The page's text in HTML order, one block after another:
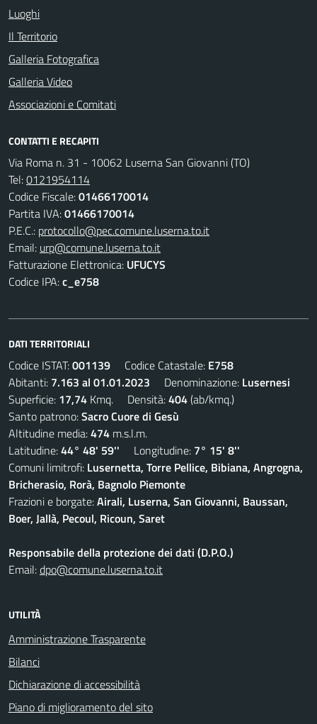
Luoghi
Il Territorio
Galleria Fotografica
Galleria Video
Associazioni e Comitati
CONTATTI E RECAPITI
Via Roma n. 31 - 10062 Luserna San Giovanni (TO)
Tel:0121954114
Codice Fiscale:01466170014
Partita IVA:01466170014
P.E.C.: protocollo@pec.comune.luserna.to.it
Email: urp@comune.luserna.to.it
Fatturazione Elettronica: UFUCYS
Codice IPA:c_e758
DATI TERRITORIALI
Codice ISTAT:001139 Codice Catastale: E758
Abitanti: 7.163 al 01.01.2023 Denominazione: Lusernesi
Superficie: 17,74 Kmq. Densità:404(ab/kmq.)
Santo patrono:Sacro Cuore di Gesù
Altitudine media:474 m.s.l.m.
Latitudine:44° 48' 59'' Longitudine: 7° 15' 8''
Comuni limitrofi: Lusernetta, Torre Pellice, Bibiana, Angrogna,
Bricherasio, Rorà, Bagnolo Piemonte
Frazioni e borgate:Airali, Luserna, San Giovanni, Baussan,
Boer, Jallà, Pecoul, Ricoun, Saret
Responsabile della protezione dei dati (D.P.O.)
Email:dpo@comune.luserna.to.it
UTILITÀ
Amministrazione Trasparente
Bilanci
Dichiarazione di accessibilità
Piano di miglioramento del sito